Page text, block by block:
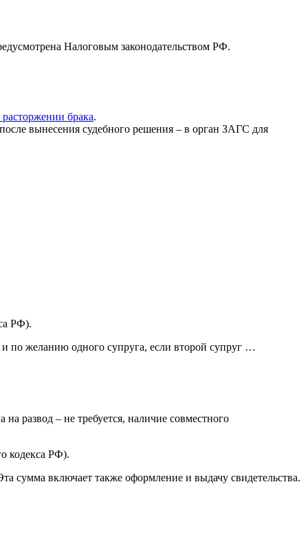
Налоговым законодательством РФ.
брака.
вынесения судебного решения – в орган ЗАГС для
РФ).
по желанию одного супруга, если второй супруг …
на развод – не требуется, наличие совместного
кодекса РФ).
сумма включает также оформление и выдачу свидетельства.